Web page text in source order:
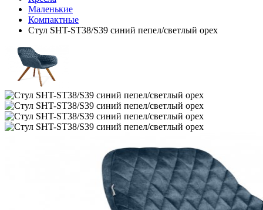
Маленькие
Компактные
Стул SHT-ST38/S39 синий пепел/светлый орех